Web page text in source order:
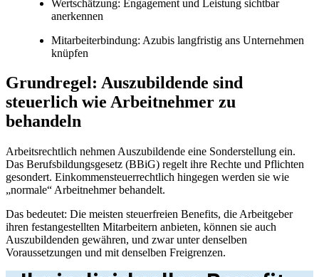
Wertschätzung: Engagement und Leistung sichtbar
anerkennen
Mitarbeiterbindung: Azubis langfristig ans Unternehmen
knüpfen
Grundregel: Auszubildende sind
steuerlich wie Arbeitnehmer zu
behandeln
Arbeitsrechtlich nehmen Auszubildende eine Sonderstellung ein.
Das Berufsbildungsgesetz (BBiG) regelt ihre Rechte und Pflichten
gesondert. Einkommensteuerrechtlich hingegen werden sie wie
„normale“ Arbeitnehmer behandelt.
Das bedeutet: Die meisten steuerfreien Benefits, die Arbeitgeber
ihren festangestellten Mitarbeitern anbieten, können sie auch
Auszubildenden gewähren, und zwar unter denselben
Voraussetzungen und mit denselben Freigrenzen.